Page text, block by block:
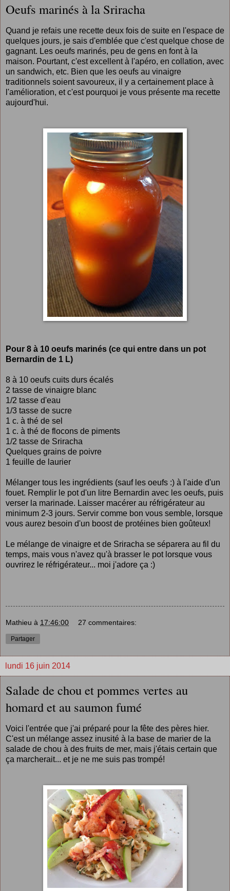
Oeufs marinés à la Sriracha
Quand je refais une recette deux fois de suite en l'espace de
quelques jours, je sais d'emblée que c'est quelque chose de
gagnant. Les oeufs marinés, peu de gens en font à la
maison. Pourtant, c'est excellent à l'apéro, en collation, avec
un sandwich, etc. Bien que les oeufs au vinaigre
traditionnels soient savoureux, il y a certainement place à
l'amélioration, et c'est pourquoi je vous présente ma recette
aujourd'hui.
Pour 8 à 10 oeufs marinés (ce qui entre dans un pot
Bernardin de 1 L)
8 à 10 oeufs cuits durs écalés
2 tasse de vinaigre blanc
1/2 tasse d'eau
1/3 tasse de sucre
1 c. à thé de sel
1 c. à thé de flocons de piments
1/2 tasse de Sriracha
Quelques grains de poivre
1 feuille de laurier
Mélanger tous les ingrédients (sauf les oeufs :) à l'aide d'un
fouet. Remplir le pot d'un litre Bernardin avec les oeufs, puis
verser la marinade. Laisser macérer au réfrigérateur au
minimum 2-3 jours. Servir comme bon vous semble, lorsque
vous aurez besoin d'un boost de protéines bien goûteux!
Le mélange de vinaigre et de Sriracha se séparera au fil du
temps, mais vous n'avez qu'à brasser le pot lorsque vous
ouvrirez le réfrigérateur... moi j'adore ça :)
Mathieu à 17:46:00 27 commentaires:
Partager
lundi 16 juin 2014
Salade de chou et pommes vertes au
homard et au saumon fumé
Voici l'entrée que j'ai préparé pour la fête des pères hier.
C'est un mélange assez inusité à la base de marier de la
salade de chou à des fruits de mer, mais j'étais certain que
ça marcherait... et je ne me suis pas trompé!